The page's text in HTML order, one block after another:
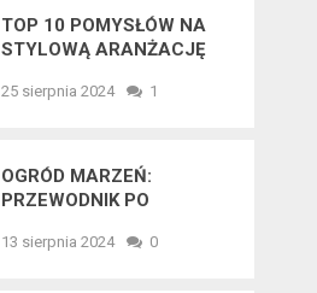
TOP 10 POMYSŁÓW NA
STYLOWĄ ARANŻACJĘ
25 sierpnia 2024 1
OGRÓD MARZEŃ:
PRZEWODNIK PO
TRENDACH
13 sierpnia 2024 0